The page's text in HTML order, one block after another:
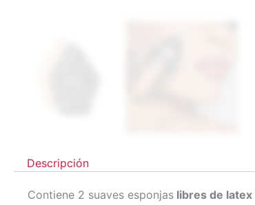
Descripción
Contiene 2 suaves esponjas libres de latex